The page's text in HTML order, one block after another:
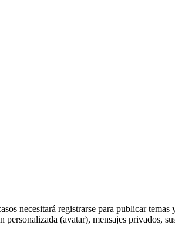
necesitará registrarse para publicar temas
(avatar), mensajes privados,